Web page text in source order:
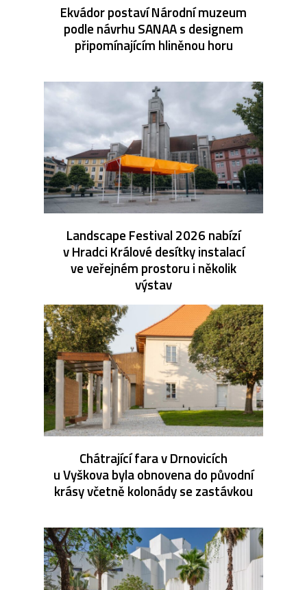
Ekvádor postaví Národní muzeum
podle návrhu SANAA s designem
připomínajícím hliněnou horu
Landscape Festival 2026 nabízí
v Hradci Králové desítky instalací
ve veřejném prostoru i několik
výstav
Chátrající fara v Drnovicích
u Vyškova byla obnovena do původní
krásy včetně kolonády se zastávkou